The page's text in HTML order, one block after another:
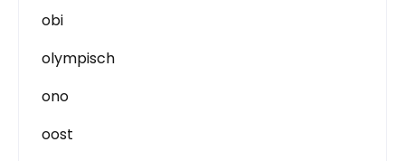
obi
olympisch
ono
oost